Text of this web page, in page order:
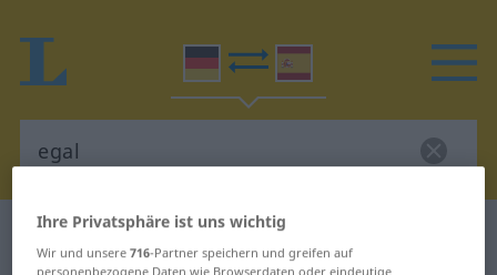
Deutsch-Spanisch Wörterbuch
Ihre Privatsphäre ist uns wichtig
Wir und unsere716-Partner speichern und greifen auf
personenbezogene Daten wie Browserdaten oder eindeutige